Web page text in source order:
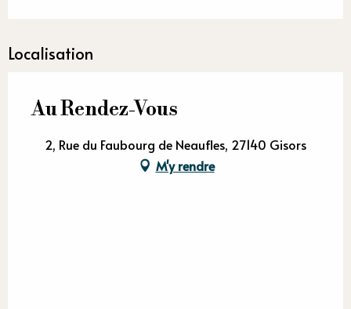
Localisation
Au Rendez-Vous
2, Rue du Faubourg de Neaufles, 27140 Gisors
M'y rendre